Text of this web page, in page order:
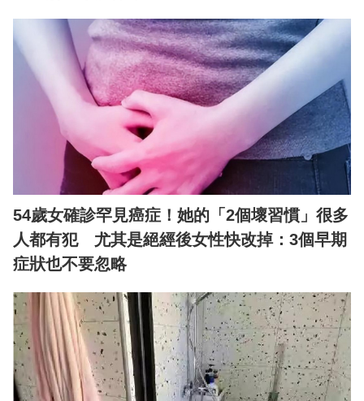
54歲女確診罕見癌症！她的「2個壞習慣」很多
人都有犯 尤其是絕經後女性快改掉：3個早期
症狀也不要忽略